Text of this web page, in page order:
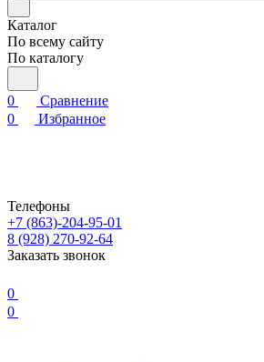
Каталог
По всему сайту
По каталогу
0
Сравнение
0
Избранное
Телефоны
+7 (863)-204-95-01
8 (928) 270-92-64
Заказать звонок
0
0